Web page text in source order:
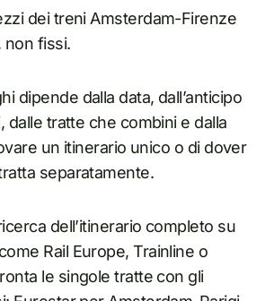
dei treni Amsterdam-Firenze
non fissi.
dipende dalla data, dall’anticipo
dalle tratte che combini e dalla
un itinerario unico o di dover
separatamente.
dell’itinerario completo su
Rail Europe, Trainline o
le singole tratte con gli